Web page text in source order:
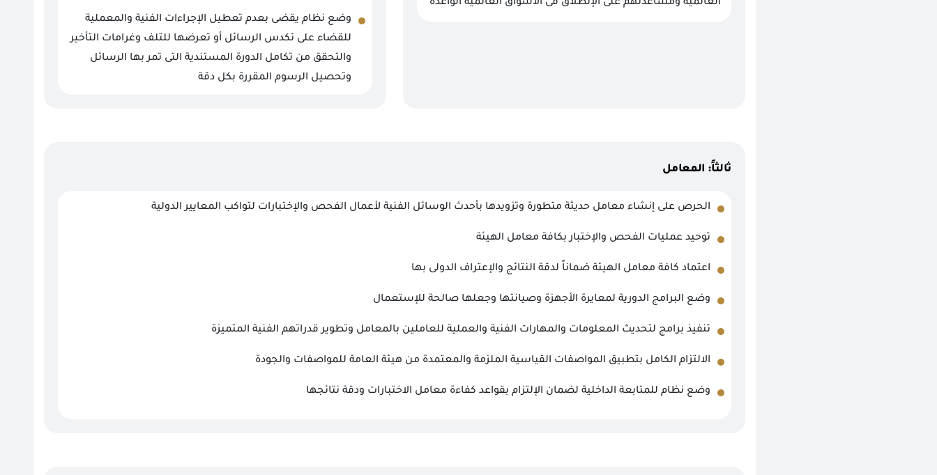
العالمية ومساعدتهم على الإنطلاق فى الأسواق العالمية الواعدة
وضع نظام يقضى بعدم تعطيل الإجراءات الفنية والمعملية
للقضاء على تكدس الرسائل أو تعرضها للتلف وغرامات التأخير
والتحقق من تكامل الدورة المستندية التى تمر بها الرسائل
وتحصيل الرسوم المقررة بكل دقة
ثالثاً: المعامل
الحرص على إنشاء معامل حديثة متطورة وتزويدها بأحدث الوسائل الفنية لأعمال الفحص والإختبارات لتواكب المعايير الدولية
توحيد عمليات الفحص والإختبار بكافة معامل الهيئة
اعتماد كافة معامل الهيئة ضماناً لدقة النتائج والإعتراف الدولى بها
وضع البرامج الدورية لمعايرة الأجهزة وصيانتها وجعلها صالحة للإستعمال
تنفيذ برامج لتحديث المعلومات والمهارات الفنية والعملية للعاملين بالمعامل وتطوير قدراتهم الفنية المتميزة
الالتزام الكامل بتطبيق المواصفات القياسية الملزمة والمعتمدة من هيئة العامة للمواصفات والجودة
وضع نظام للمتابعة الداخلية لضمان الإلتزام بقواعد كفاءة معامل الاختبارات ودقة نتائجها